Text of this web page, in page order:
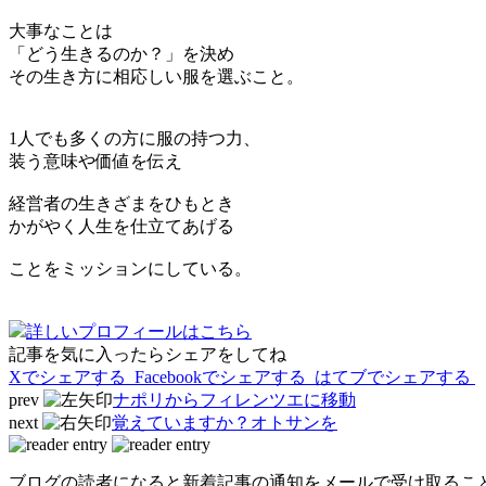
大事なことは
「どう生きるのか？」を決め
その生き方に相応しい服を選ぶこと。
1人でも多くの方に服の持つ力、
装う意味や価値を伝え
経営者の生きざまをひもとき
かがやく人生を仕立てあげる
ことをミッションにしている。
詳しいプロフィールはこちら
記事を気に入ったらシェアをしてね
Xでシェアする Facebookでシェアする
はてブでシェアする
prev
ナポリからフィレンツエに移動
next
覚えていますか？オトサンを
ブログの読者になると新着記事の通知をメールで受け取るこ